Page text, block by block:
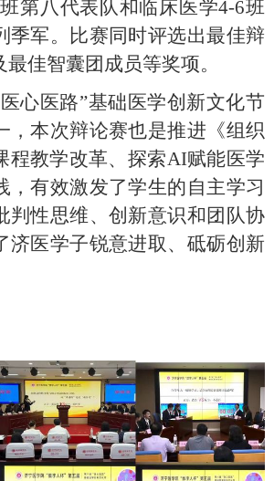
第八代表队和临床医学4-6班
季军。比赛同时评选出最佳辩
佳智囊团成员等奖项。
心医路”基础医学创新文化节
，本次辩论赛也是推进《组织
程教学改革、探索AI赋能医学
，有效激发了学生的自主学习
判性思维、创新意识和团队协
济医学子锐意进取、砥砺创新